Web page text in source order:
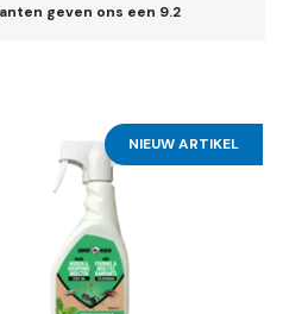
NIEUW ARTIKEL
geven ons een 9.2